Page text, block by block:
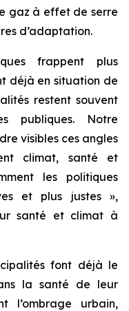
gaz à effet de serre
d’adaptation.
frappent plus
déjà en situation de
restent souvent
publiques. Notre
visibles ces angles
climat, santé et
les politiques
et plus justes »,
santé et climat à
font déjà le
la santé de leur
l’ombrage urbain,